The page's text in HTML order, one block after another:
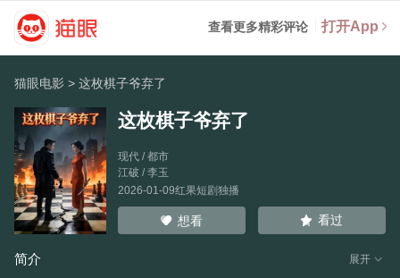
查看更多精彩评论 打开App
猫眼电影 >这枚棋子爷弃了
这枚棋子爷弃了
现代 / 都市
江破 /李玉
2026-01-09红果短剧独播
想看 看过
简介 展开